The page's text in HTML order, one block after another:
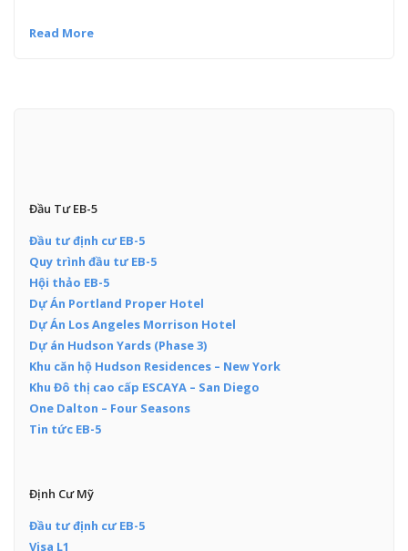
Read More
Đầu Tư EB-5
Đầu tư định cư EB-5
Quy trình đầu tư EB-5
Hội thảo EB-5
Dự Án Portland Proper Hotel
Dự Án Los Angeles Morrison Hotel
Dự án Hudson Yards (Phase 3)
Khu căn hộ Hudson Residences – New York
Khu Đô thị cao cấp ESCAYA – San Diego
One Dalton – Four Seasons
Tin tức EB-5
Định Cư Mỹ
Đầu tư định cư EB-5
Visa L1